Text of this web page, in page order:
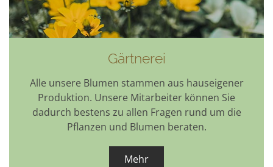
Gärtnerei
Alle unsere Blumen stammen aus hauseigener
Produktion. Unsere Mitarbeiter können Sie
dadurch bestens zu allen Fragen rund um die
Pflanzen und Blumen beraten.
Mehr